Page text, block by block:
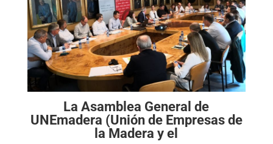
La Asamblea General de
UNEmadera (Unión de Empresas de
la Madera y el